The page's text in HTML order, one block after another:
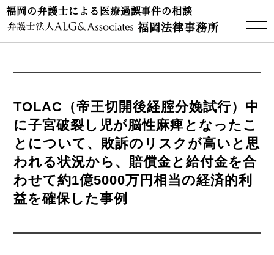
福岡の弁護士による医療過誤事件の相談
福岡法律事務所
TOLAC（帝王切開後経腟分娩試行）中
に子宮破裂し児が脳性麻痺となったこ
とについて、敗訴のリスクが高いと思
われる状況から、賠償金と給付金を合
わせて約1億5000万円相当の経済的利
益を確保した事例